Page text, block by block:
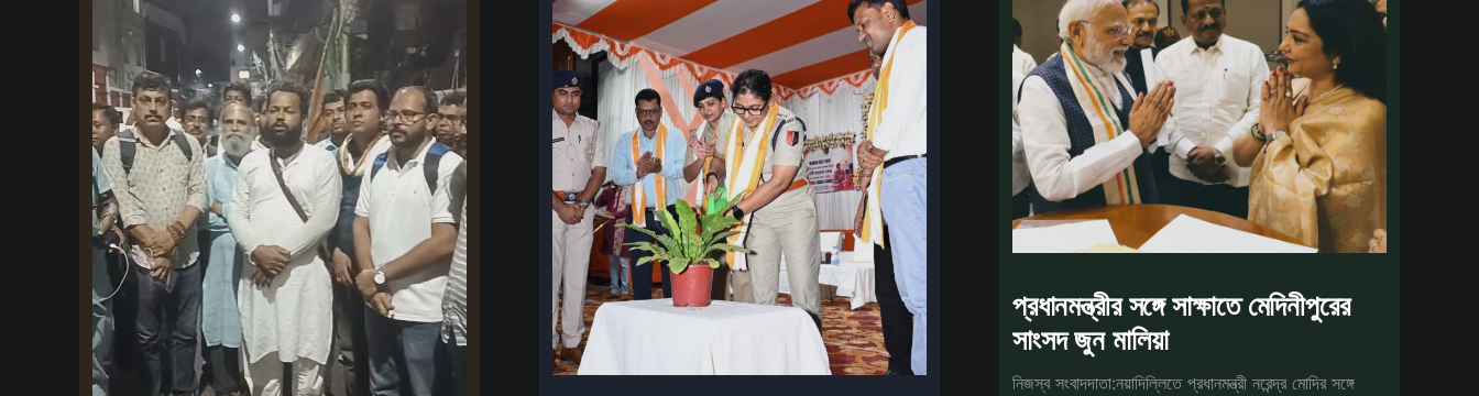
প্রধানমন্ত্রীর সঙ্গে সাক্ষাতে মেদিনীপুরের
সাংসদ জুন মালিয়া
নিজস্ব সংবাদদাতা:নয়াদিল্লিতে প্রধানমন্ত্রী নরেন্দ্র মোদির সঙ্গে